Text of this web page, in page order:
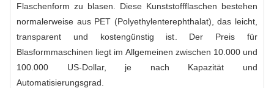
Flaschenform zu blasen. Diese Kunststoffflaschen bestehen
normalerweise aus PET (Polyethylenterephthalat), das leicht,
transparent und kostengünstig ist. Der Preis für
Blasformmaschinen liegt im Allgemeinen zwischen 10.000 und
100.000 US-Dollar, je nach Kapazität und
Automatisierungsgrad.